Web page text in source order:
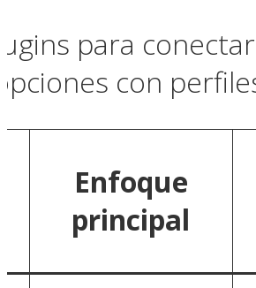
para
con
Enfoque
principal